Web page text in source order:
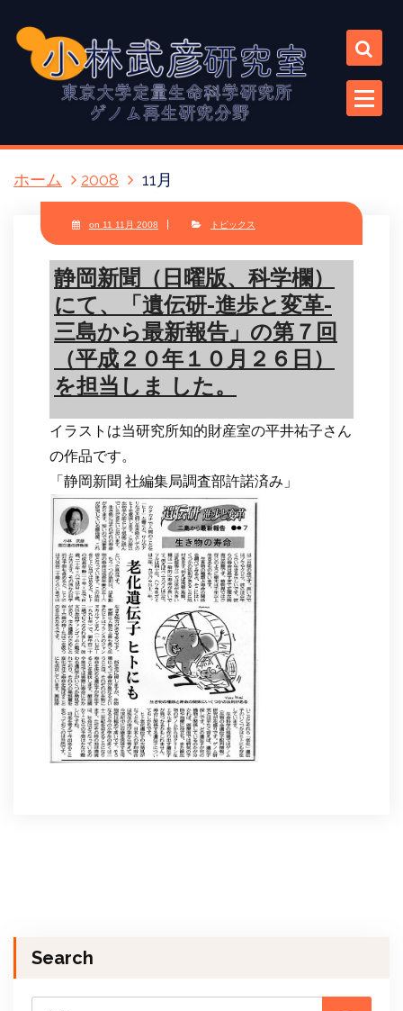
ホーム 2008 11月
on 11 11月 2008 トピックス
静岡新聞（日曜版、科学欄）
にて、「遺伝研-進歩と変革-
三島から最新報告」の第７回
（平成２０年１０月２６日）
を担当しま した。
イラストは当研究所知的財産室の平井祐子さん
の作品です。
「静岡新聞 社編集局調査部許諾済み」
Search